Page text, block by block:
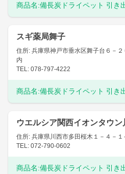
商品名:備長炭ドライペット 引き
スギ薬局舞子
住所: 兵庫県神戸市垂水区舞子台６－
内
TEL: 078-797-4222
商品名:備長炭ドライペット 引き
ウエルシア関西イオンタウン
住所: 兵庫県川西市多田桜木１－４－
TEL: 072-790-0602
商品名:備長炭ドライペット 引き